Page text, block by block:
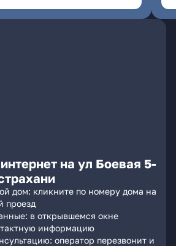
на ул Боевая 5-
дом: кликните по номеру дома на
проезд
в открывшемся окне
информацию
оператор перезвонит и